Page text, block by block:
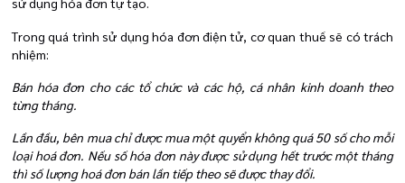
Trong quá trình sử dụng hóa đơn điện tử, cơ quan thuế sẽ có trách
nhiệm:
Bán hóa đơn cho các tổ chức và các hộ, cá nhân kinh doanh theo
từng tháng.
Lần đầu, bên mua chỉ được mua một quyển không quá 50 số cho mỗi
loại hoá đơn. Nếu số hóa đơn này được sử dụng hết trước một tháng
thì số lượng hoá đơn bán lần tiếp theo sẽ được thay đổi.